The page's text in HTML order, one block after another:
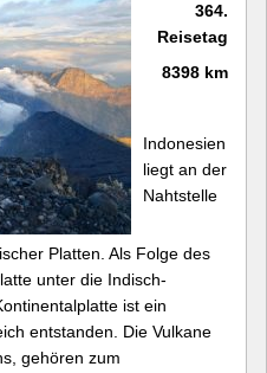
364.
Reisetag
8398 km
Indonesien
liegt an der
Nahtstelle
Platten. Als Folge des
unter die Indisch-
ist ein
entstanden. Die Vulkane
gehören zum